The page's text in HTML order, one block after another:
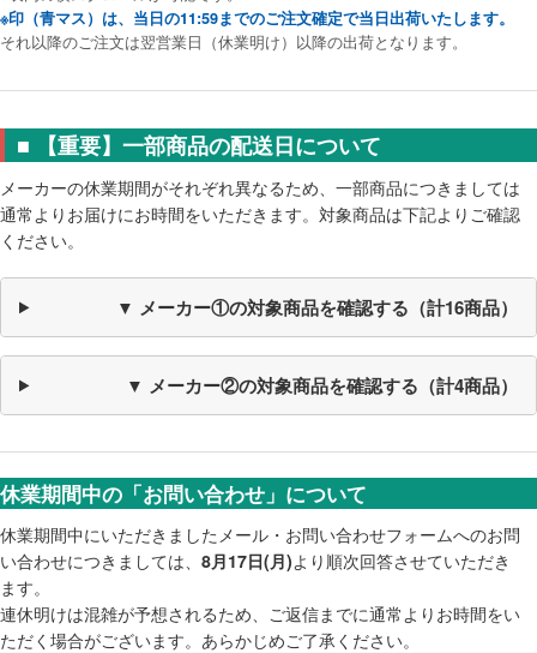
※印（青マス）は、当日の11:59までのご注文確定で当日出荷いたします。
それ以降のご注文は翌営業日（休業明け）以降の出荷となります。
■ 【重要】一部商品の配送日について
メーカーの休業期間がそれぞれ異なるため、一部商品につきましては
通常よりお届けにお時間をいただきます。対象商品は下記よりご確認
ください。
▼ メーカー①の対象商品を確認する（計16商品）
▼ メーカー②の対象商品を確認する（計4商品）
休業期間中の「お問い合わせ」について
休業期間中にいただきましたメール・お問い合わせフォームへのお問
い合わせにつきましては、 8月17日(月)より順次回答させていただき
ます。
連休明けは混雑が予想されるため、ご返信までに通常よりお時間をい
ただく場合がございます。あらかじめご了承ください。